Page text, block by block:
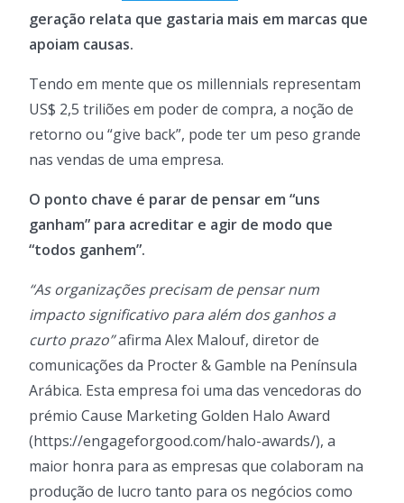
geração relata que gastaria mais em marcas que
apoiam causas.
Tendo em mente que os millennials representam
US$ 2,5 triliões em poder de compra, a noção de
retorno ou “give back”, pode ter um peso grande
nas vendas de uma empresa.
O ponto chave é parar de pensar em “uns
ganham” para acreditar e agir de modo que
“todos ganhem”.
“As organizações precisam de pensar num
impacto significativo para além dos ganhos a
curto prazo”afirma Alex Malouf, diretor de
comunicações da Procter & Gamble na Península
Arábica. Esta empresa foi uma das vencedoras do
prémio Cause Marketing Golden Halo Award
(https://engageforgood.com/halo-awards/), a
maior honra para as empresas que colaboram na
produção de lucro tanto para os negócios como